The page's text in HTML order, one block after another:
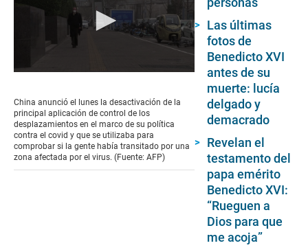
of
1
minute,
17
seconds
China anunció el lunes la desactivación de la
principal aplicación de control de los
desplazamientos en el marco de su política
contra el covid y que se utilizaba para
comprobar si la gente había transitado por una
zona afectada por el virus. (Fuente: AFP)
Las últimas
fotos de
Benedicto XVI
antes de su
muerte: lucía
delgado y
demacrado
Revelan el
testamento del
papa emérito
Benedicto XVI:
“Rueguen a
Dios para que
me acoja”